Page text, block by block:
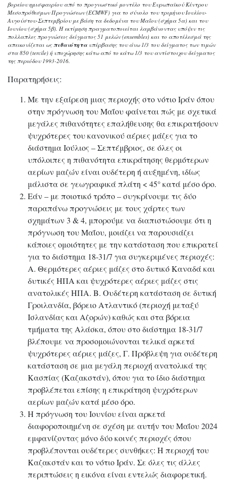
βορείου ημισφαιρίου από το προγνωστικό μοντέλο του Ευρωπαϊκού Κέντρου
Μεσοπρόθεσμων Προγνώσεων (ECMWF) για το σύνολο του τριμήνου Ιουλίου-
Αυγούστου-Σεπτεμβρίου με βάση τα δεδομένα του Μαΐου (σχήμα 5α) και του
Ιουνίου (σχήμα 5β). Η εκτίμηση πραγματοποιείται λαμβάνοντας υπόψιν τις
πολλαπλες προγνώσεις δείγματος 51 μελών (ensembles) και το αποτέλεσμά της
απεικονίζεται ωςπιθανότητα υπέρβασης του άνω 1/3 του δείγματος των τιμών
στα 850 (tercile) ή υποχώρησης κάτω από το κάτω 1/3 του αντίστοιχου δείγματος
της περιόδου 1993-2016.
Παρατηρήσεις:
Με την εξαίρεση μιας περιοχής στο νότιο Ιράν όπου
στην πρόγνωση του Μαΐου φαίνεται πώς με σχετικά
μεγάλες πιθανότητες επαλήθευσης θα επικρατήσουν
ψυχρότερες του κανονικού αέριες μάζες για το
διάστημα Ιούλιος – Σεπτέμβριος, σε όλες οι
υπόλοιπες η πιθανότητα επικράτησης θερμότερων
αερίων μαζών είναι ουδέτερη ή αυξημένη, ιδίως
μάλιστα σε γεωγραφικά πλάτη < 45° κατά μέσο όρο.
Εάν – με ποιοτικό τρόπο – συγκρίνουμε τις δύο
παραπάνω προγνώσεις με τους χάρτες των
σχημάτων 3 & 4, μπορούμε να διαπιστώσουμε ότι η
πρόγνωση του Μαΐου, μοιάζει να παρουσιάζει
κάποιες ομοιότητες με την κατάσταση που επικρατεί
για το διάστημα 18-31/7 για συγκεριμένες περιοχές:
Α. Θερμότερες αέριες μάζες στο δυτικό Καναδά και
δυτικές ΗΠΑ και ψυχρότερες αέριες μάζες στις
ανατολικές ΗΠΑ. Β. Ουδέτερη κατάσταση σε δυτική
Γροιλανδία, βόρειο Ατλαντικό (περιοχή μεταξύ
Ισλανδίας και Αζορών) καθώς και στα βόρεια
τμήματα της Αλάσκα, όπου στο διάστημα 18-31/7
βλέπουμε να προσομοιώνονται τελικά αρκετά
ψυχρότερες αέριες μάζες, Γ. Πρόβλεψη για ουδέτερη
κατάσταση σε μια μεγάλη περιοχή ανατολικά της
Κασπίας (Καζακστάν), όπου για το ίδιο διάστημα
προβλέπεται επίσης η επικράτηση ψυχρότερων
αερίων μαζών κατά μέσο όρο.
Η πρόγνωση του Ιουνίου είναι αρκετά
διαφοροποιημένη σε σχέση με αυτήν του Μαΐου 2024
εμφανίζοντας μόνο δύο κοινές περιοχές όπου
προβλέπονται ουδέτερες συνθήκες: Η περιοχή του
Καζακστάν και το νότιο Ιράν. Σε όλες τις άλλες
περιπτώσεις η εικόνα είναι εντελώς διαφορετική.